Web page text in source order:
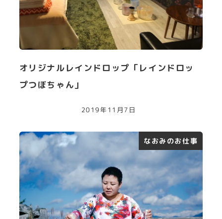
オリジナルレインドロップ「レインドロッ
プつぼちゃん」
2019年11月7日
なおみのお仕事